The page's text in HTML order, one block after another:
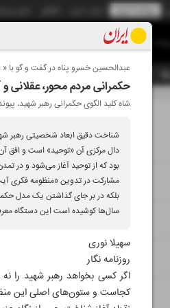
تمام ویژه نامه ها آرشیو سازمان آگهی‌ها
عبدالحسین خسرو پناه در گفت و گو با «
حکمرانی مردم محور، عقلانی و
شاه کلید الگوی حکمرانی رهبر شهید،
شناخت دقیق ابعاد شخصیتی رهبر
دال مرکزی آن «توحید» است و افق
بود که از توحید آغاز می‌شود و در
مشارکت در تدوین «منظومه فکری
بلکه در بر جای گذاشتن یک مدل
سال‌ها کوشیده است این دستگاه
سهیلا نوری
روزنامه نگار
اگر کسی بخواهد رهبر شهید را
کجاست و ستون‌های اصلی این
۱
۲ ۳
۴ ۷
۵
۶
شماره